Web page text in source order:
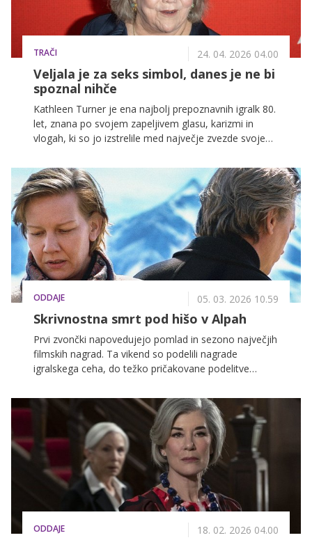
TRAČI 24. 04. 2026 04.00
Veljala je za seks simbol, danes je ne bi
spoznal nihče
Kathleen Turner je ena najbolj prepoznavnih igralk 80.
let, znana po svojem zapeljivem glasu, karizmi in
vlogah, ki so jo izstrelile med največje zvezde svoje
ulici je marsikdo sploh ne bi več prepoznal.
ODDAJE 05. 03. 2026 10.59
Skrivnostna smrt pod hišo v Alpah
Prvi zvončki napovedujejo pomlad in sezono največjih
filmskih nagrad. Ta vikend so podelili nagrade
igralskega ceha, do težko pričakovane podelitve
se kot pravi ljubitelji filmov vsako leto tradicionalno
poklonimo oskarjem in si ogledamo filme, ki so v
zadnjih letih zaznamovali največje filmske odre.
ODDAJE 18. 02. 2026 04.00